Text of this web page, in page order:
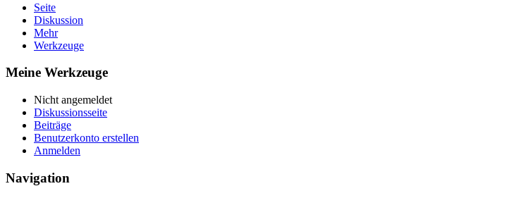
Seite
Diskussion
Mehr
Werkzeuge
Meine Werkzeuge
Nicht angemeldet
Diskussionsseite
Beiträge
Benutzerkonto erstellen
Anmelden
Navigation